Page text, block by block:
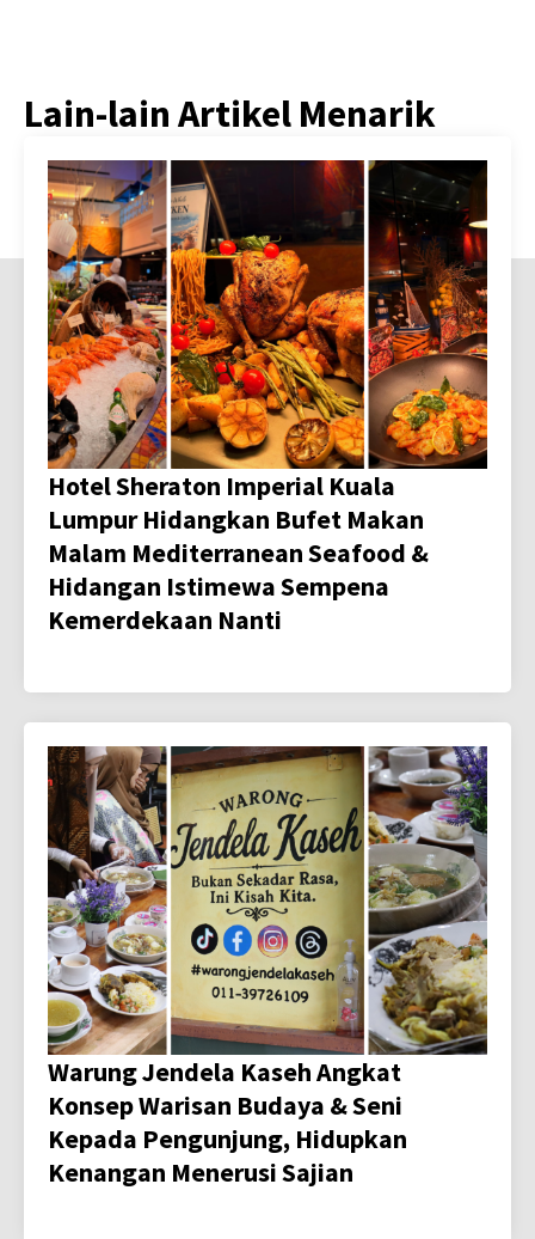
Lain-lain Artikel Menarik
Hotel Sheraton Imperial Kuala
Lumpur Hidangkan Bufet Makan
Malam Mediterranean Seafood &
Hidangan Istimewa Sempena
Kemerdekaan Nanti
Warung Jendela Kaseh Angkat
Konsep Warisan Budaya & Seni
Kepada Pengunjung, Hidupkan
Kenangan Menerusi Sajian